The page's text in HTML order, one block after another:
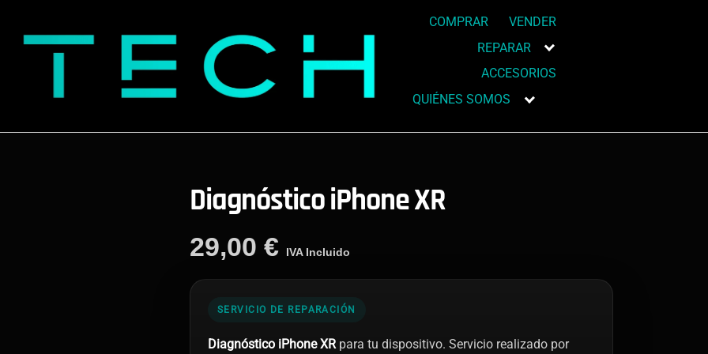
COMPRAR
VENDER
REPARAR
ACCESORIOS
QUIÉNES SOMOS
Diagnóstico iPhone XR
29,00 € IVA Incluido
SERVICIO DE REPARACIÓN
Diagnóstico iPhone XRpara tu dispositivo. Servicio realizado por